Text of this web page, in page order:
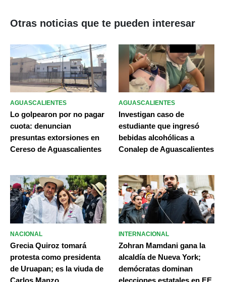
Otras noticias que te pueden interesar
AGUASCALIENTES
Lo golpearon por no pagar
cuota: denuncian
presuntas extorsiones en
Cereso de Aguascalientes
AGUASCALIENTES
Investigan caso de
estudiante que ingresó
bebidas alcohólicas a
Conalep de Aguascalientes
NACIONAL
Grecia Quiroz tomará
protesta como presidenta
de Uruapan; es la viuda de
Carlos Manzo
INTERNACIONAL
Zohran Mamdani gana la
alcaldía de Nueva York;
demócratas dominan
elecciones estatales en EE.